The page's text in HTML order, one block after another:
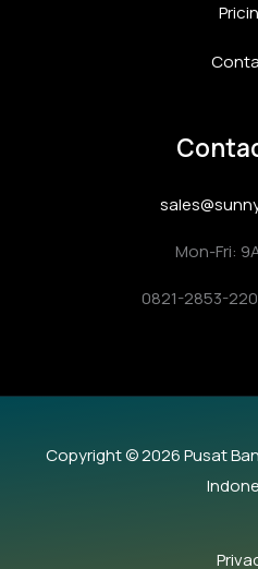
Mon-Fri:
0821-2853-
Copyright © 2026 Pusat